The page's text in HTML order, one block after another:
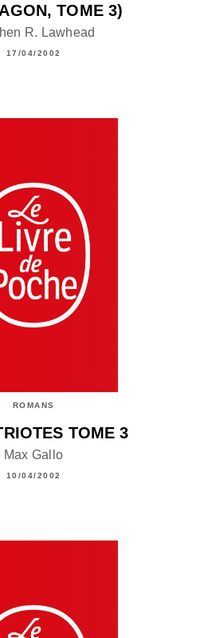
TOME 3)
R. Lawhead
17/04/2002
ROMANS
TOME 3
Max Gallo
10/04/2002